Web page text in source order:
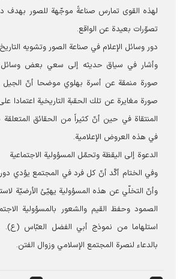
لهذه القوى تمارس صناعةً موجّهة للصور بهدف
تصوّرات بعيدة عن الواقع.
دور وسائل الإعلام في صناعة الصور وتشويه التاريخ
وأشار في سياق حديثه إلى سعي بعض وسائل
صورة منمقة عن أسرة بهلوي موضحا أنّ
صورة مغايرة عن تلك الحقبة التاريخية اعتمادا
المنتقاة في حين أنّ كثيراً من الحقائق المتعلقة
في هذه العروض الإعلامية.
الدعوة إلى اليقظة وتحمّل المسؤولية الاجتماعية
وفي الختام أكّد أنّ كل فرد في المجتمع یؤدي
وأنّ التخلّي عن هذه المسؤولية يهيّئ الأرضيّة
الصمود وحفظ القيم والشعور بالمسؤولية
استلهاما من نموذج أبي الفضل العبّاس (ع).
بالدعاء لنصرة المجتمع الإسلامي وزوال الفتن.